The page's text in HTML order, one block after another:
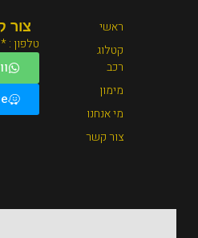
צור קשר
וואטסאפ
Waze